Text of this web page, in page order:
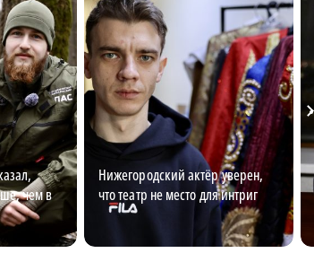
чем в
Нижегородский актёр уверен,
что театр не место для интриг